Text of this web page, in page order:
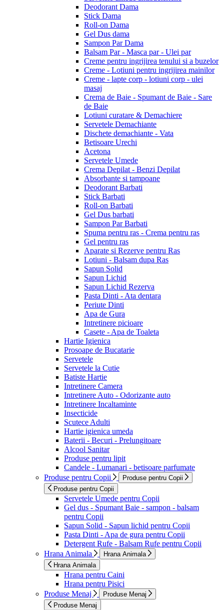
Deodorant Dama
Stick Dama
Roll-on Dama
Gel Dus dama
Sampon Par Dama
Balsam Par - Masca par - Ulei par
Creme pentru ingrijirea tenului si a buzelor
Creme - Lotiuni pentru ingrijirea mainilor
Creme - lapte corp - lotiuni corp - ulei
masaj
Crema de Baie - Spumant de Baie - Sare
de Baie
Lotiuni curatare & Demachiere
Servetele Demachiante
Dischete demachiante - Vata
Betisoare Urechi
Acetona
Servetele Umede
Crema Depilat - Benzi Depilat
Absorbante si tampoane
Deodorant Barbati
Stick Barbati
Roll-on Barbati
Gel Dus barbati
Sampon Par Barbati
Spuma pentru ras - Crema pentru ras
Gel pentru ras
Aparate si Rezerve pentru Ras
Lotiuni - Balsam dupa Ras
Sapun Solid
Sapun Lichid
Sapun Lichid Rezerva
Pasta Dinti - Ata dentara
Periute Dinti
Apa de Gura
Intretinere picioare
Casete - Apa de Toaleta
Hartie Igienica
Prosoape de Bucatarie
Servetele
Servetele la Cutie
Batiste Hartie
Intretinere Camera
Intretinere Auto - Odorizante auto
Intretinere Incaltaminte
Insecticide
Scutece Adulti
Hartie igienica umeda
Baterii - Becuri - Prelungitoare
Alcool Sanitar
Produse pentru lipit
Candele - Lumanari - betisoare parfumate
Produse pentru Copii
Produse pentru Copii
Produse pentru Copii
Servetele Umede pentru Copii
Gel dus - Spumant Baie - sampon - balsam
pentru Copii
Sapun Solid - Sapun lichid pentru Copii
Pasta Dinti - Apa de gura pentru Copii
Detergent Rufe - Balsam Rufe pentru Copii
Hrana Animala
Hrana Animala
Hrana Animala
Hrana pentru Caini
Hrana pentru Pisici
Produse Menaj
Produse Menaj
Produse Menaj